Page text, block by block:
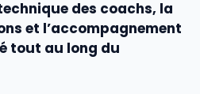
des coachs, la
et l’accompagnement
tout au long du